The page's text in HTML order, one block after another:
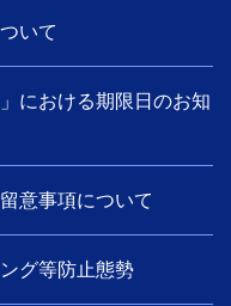
いて
における期限日のお知
意事項について
グ等防止態勢